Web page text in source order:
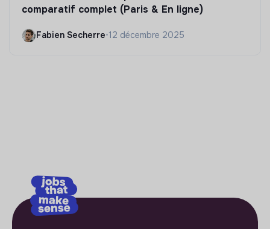
comparatif complet (Paris & En ligne)
Fabien Secherre•12 décembre 2025